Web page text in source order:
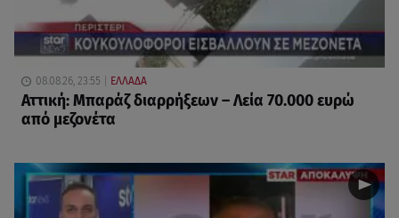
08.08.26, 23:55 ΕΛΛΑΔΑ
Αττική: Μπαράζ διαρρήξεων – Λεία 70.000 ευρώ
από μεζονέτα